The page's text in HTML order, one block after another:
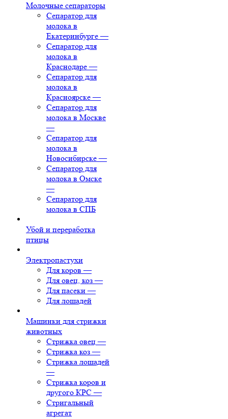
Молочные сепараторы
Сепаратор для
молока в
Екатеринбурге —
Сепаратор для
молока в
Краснодаре —
Сепаратор для
молока в
Красноярске —
Сепаратор для
молока в Москве
—
Сепаратор для
молока в
Новосибирске —
Сепаратор для
молока в Омске
—
Сепаратор для
молока в СПБ
Убой и переработка
птицы
Электропастухи
Для коров —
Для овец, коз —
Для пасеки —
Для лошадей
Машинки для стрижки
животных
Стрижка овец —
Стрижка коз —
Стрижка лошадей
—
Стрижка коров и
другого КРС —
Стригальный
агрегат